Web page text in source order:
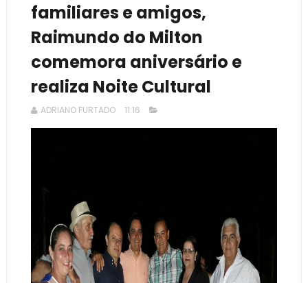
familiares e amigos,
Raimundo do Milton
comemora aniversário e
realiza Noite Cultural
ADRIANO FURTADO 11:16